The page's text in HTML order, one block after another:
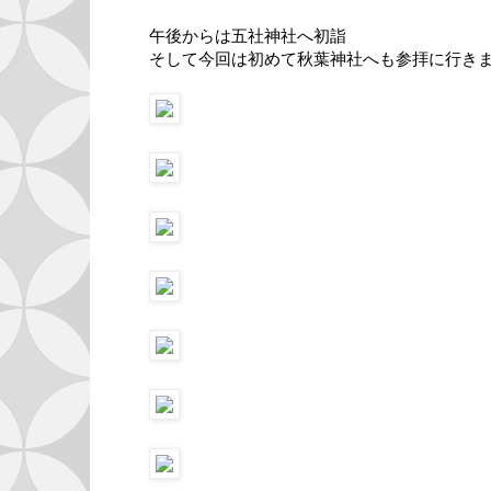
午後からは五社神社へ初詣
そして今回は初めて秋葉神社へも参拝に行き